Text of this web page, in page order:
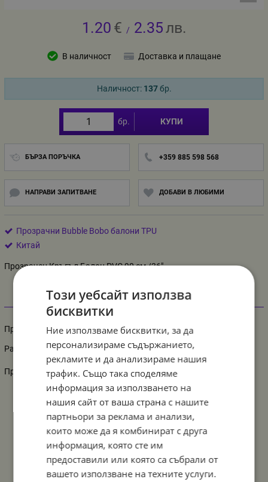
1.20 € / 2.35лв.
В наличност Доставка и плащане
Наличност: 137бр.
бр. КУПИ
БЪРЗА ПОРЪЧКА +359 885 598 568
НАПРАВИ ЗАПИТВАНЕ ДОБАВИ В ЛЮБИМИ
Прозрачни Bubble Bobo балони TPU
Китай
Прозрачен Кръгъл Балон PVC 90 см /36"
Информация
Прозрачен Кръгъл Балон PVC 90 см /36"
Размер: диаметър ненадут- 36 см
Производител: Китай
Този уебсайт използва
бисквитки
Ние използваме бисквитки, за да
персонализираме съдържанието,
рекламите и да анализираме нашия
трафик. Също така споделяме
информация за използването на
нашия сайт от ваша страна с нашите
партньори за реклама и анализи,
които може да я комбинират с друга
информация, която сте им
предоставили или която са събрали от
вашето използване на техните услуги.